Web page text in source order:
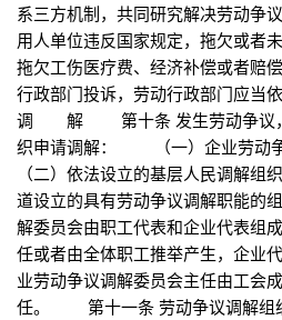
系三方机制，共同研究解决劳动
用人单位违反国家规定，拖欠或者
拖欠工伤医疗费、经济补偿或者赔
行政部门投诉，劳动行政部门应
调 解 第十条 发生劳动争议，
织申请调解： （一）企业劳
（二）依法设立的基层人民调解
道设立的具有劳动争议调解职能
解委员会由职工代表和企业代表组
任或者由全体职工推举产生，企业
业劳动争议调解委员会主任由工会
任。 第十一条 劳动争议调解组